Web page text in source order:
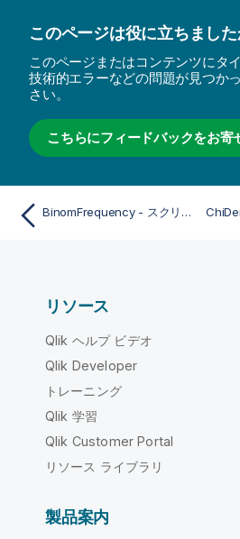
このページは役に立ちまし
このページまたはコンテンツにタ
技術的エラーなどの問題が見つか
さい。
こちらにフィードバックをお寄
BinomFrequency - スクリプトおよびチャート関数
リソース
Qlik ヘルプ ビデオ
Qlik Developer
トレーニング
Qlik 学習
Qlik Customer Portal
リソース ライブラリ
製品案内